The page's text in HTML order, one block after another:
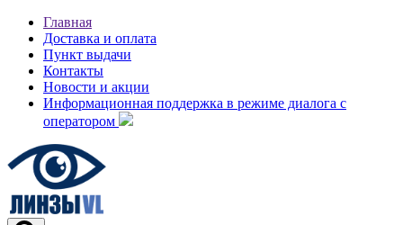
Главная
Доставка и оплата
Пункт выдачи
Контакты
Новости и акции
Информационная поддержка в режиме диалога с
оператором